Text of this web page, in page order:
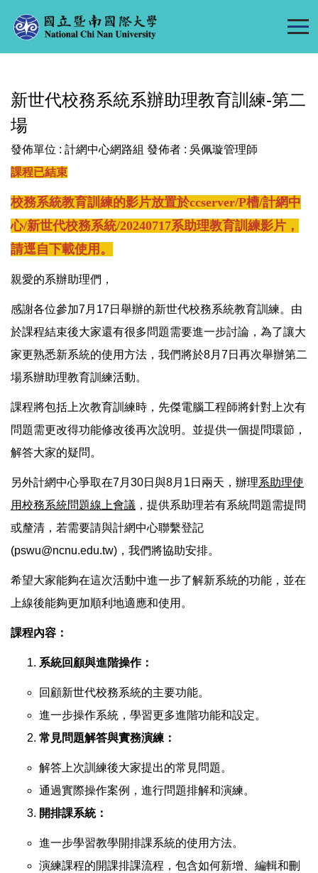
到
容
新世代校務系統系辦助理教育訓練-第二
場
發佈單位 : 計網中心網路組 發佈者 : 吳佩璇管理師
課程已結束
校務系統教育訓練的影片放置於ccserver/P槽/計網中
心/新世代校務系統/20240717系助理教育訓練影片，
請逕自下載使用。
親愛的系辦助理們，
感謝各位參加7月17日舉辦的新世代校務系統教育訓練。由
於課程結束後大家還有很多問題需要進一步討論，為了讓大
家更熟悉新系統的使用方法，我們將於8月7日再次舉辦第二
場系辦助理教育訓練活動。
課程將包括上次教育訓練時，先傑電腦工程師將針對上次有
問題需更改得功能修改後再次說明。並提供一個提問環節，
解答大家的疑問。
另外計網中心爭取在7月30日與8月1日兩天，辦理系助理使
用校務系統問題線上會議 ，提供系助理若有系統問題需提問
或釐清，若需要請與計網中心聯繫登記
(pswu@ncnu.edu.tw)，我們將協助安排。
希望大家能夠在這次活動中進一步了解新系統的功能，並在
上線後能夠更加順利地適應和使用。
課程內容：
系統回顧與進階操作：
回顧新世代校務系統的主要功能。
進一步操作系統，學習更多進階功能和設定。
常見問題解答與實務演練：
解答上次訓練後大家提出的常見問題。
通過實際操作案例，進行問題排解和演練。
開排課系統：
進一步學習教學開排課系統的使用方法。
演練課程的開課排課流程，包含如何新增、編輯和刪